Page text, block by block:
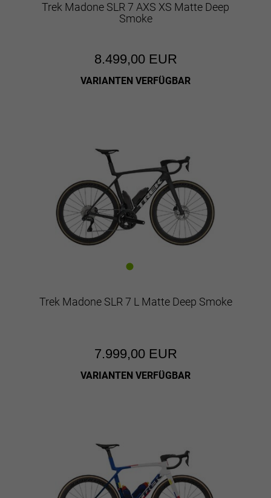
Trek Madone SLR 7 AXS XS Matte Deep
Smoke
8.499,00 EUR
VARIANTEN VERFÜGBAR
Trek Madone SLR 7 L Matte Deep Smoke
7.999,00 EUR
VARIANTEN VERFÜGBAR